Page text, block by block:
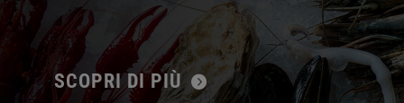
SCOPRI DI PIÙ